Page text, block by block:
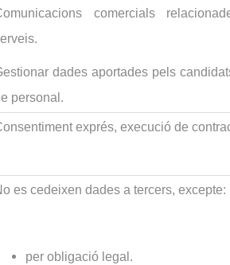
comercials
dades aportades pels
personal.
exprés, execució de
es cedeixen dades a tercers, excepte:
per obligació legal.